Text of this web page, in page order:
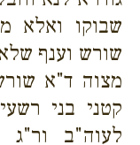
שבוקו ואלא
שורש וענף
מצוה ד"א
קטני בני
לעוה"ב ור"ג